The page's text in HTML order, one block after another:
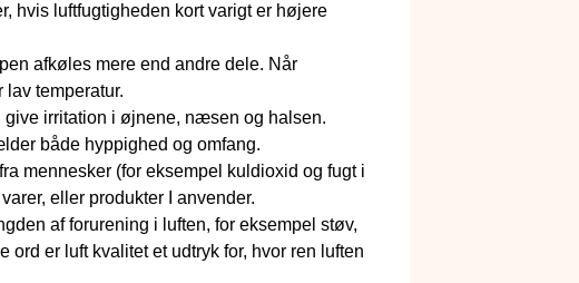
hvis luftfugtigheden kort varigt er højere
afkøles mere end andre dele. Når
temperatur.
give irritation i øjnene, næsen og halsen.
både hyppighed og omfang.
mennesker (for eksempel kuldioxid og fugt i
eller produkter I anvender.
af forurening i luften, for eksempel støv,
ord er luft kvalitet et udtryk for, hvor ren luften